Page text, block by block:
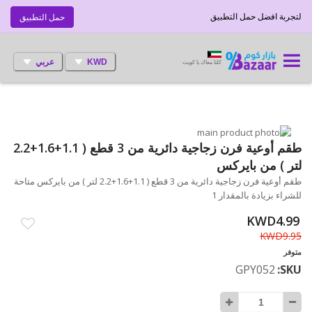
حمل التطبيق لتجربة افضل حمل التطبيق
KWD عربي كلنا معاك يا كويت
انتقل
إلى
النهاية
معرض
الصور
تخطي
إلى
بداية
معرض
الصور
طقم أوعية فرن زجاجية دائرية من 3 قطع ( 1.1+1.6+2.2
لتر ) من بايركس
طقم أوعية فرن زجاجية دائرية من 3 قطع ( 1.1+1.6+2.2 لتر ) من بايركس متاحة
للشراء بزيادة بالمقدار 1
KWD4.99
KWD9.95
متوفر
SKU
GPY052